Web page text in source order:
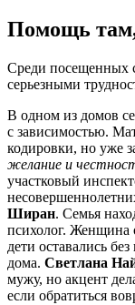
Помощь
Среди посещенных
серьезными
В одном из домов
с зависимостью.
кодировки, но уже
желание и
участковый
Ширан. Семья
психолог. Женщина
дети оставались
дома. Светлана
мужу, но акцент
если обратиться